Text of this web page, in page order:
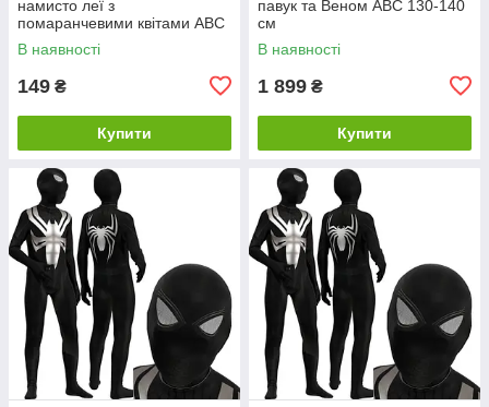
намисто леї з
помаранчевими квітами ABC
В наявності
149 ₴
Купити
павук та Веном ABC 130-140
см
В наявності
1 899 ₴
Купити